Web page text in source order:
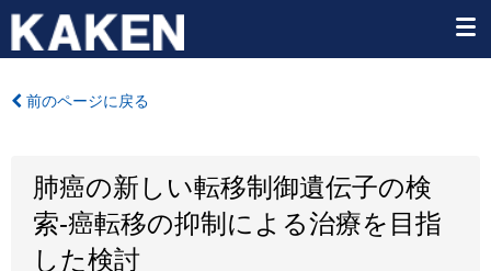
前のページに戻る
肺癌の新しい転移制御遺伝子の検
索-癌転移の抑制による治療を目指
した検討